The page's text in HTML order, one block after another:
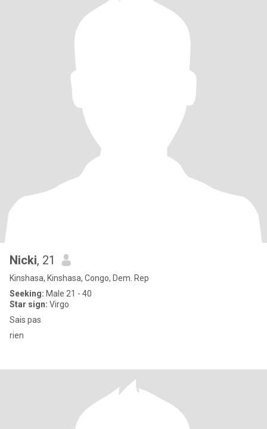
Nicki, 21
Kinshasa, Kinshasa, Congo, Dem. Rep
Seeking: Male 21 - 40
Star sign: Virgo
Sais pas
rien